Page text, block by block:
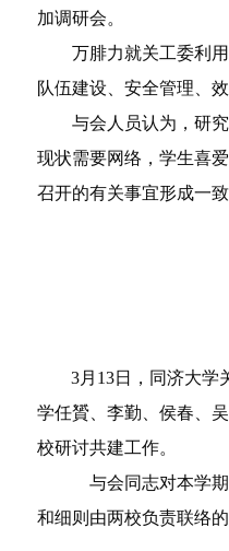
加调研会。
万腓力就关工委利
队伍建设、安全管理、
与会人员认为，研
现状需要网络，学生喜
召开的有关事宜形成一致
3月13日，同济大学
学任贇、李勤、侯春、
校研讨共建工作。
与会同志对本学期
和细则由两校负责联络